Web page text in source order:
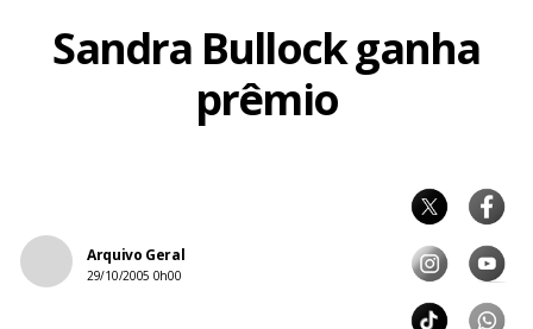
Sandra Bullock ganha
prêmio
Arquivo Geral
29/10/2005 0h00